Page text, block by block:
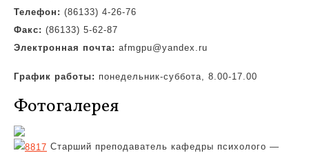
Телефон: (86133) 4-26-76
Факс: (86133) 5-62-87
Электронная почта: afmgpu@yandex.ru
График работы: понедельник-суббота, 8.00-17.00
Фотогалерея
Старший преподаватель кафедры психолого —